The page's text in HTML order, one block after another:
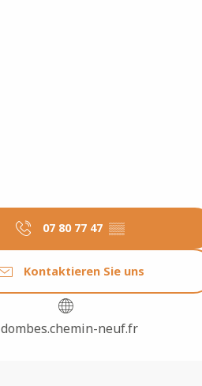
07 80 77 47 ▒▒
Kontaktieren Sie uns
dombes.chemin-neuf.fr